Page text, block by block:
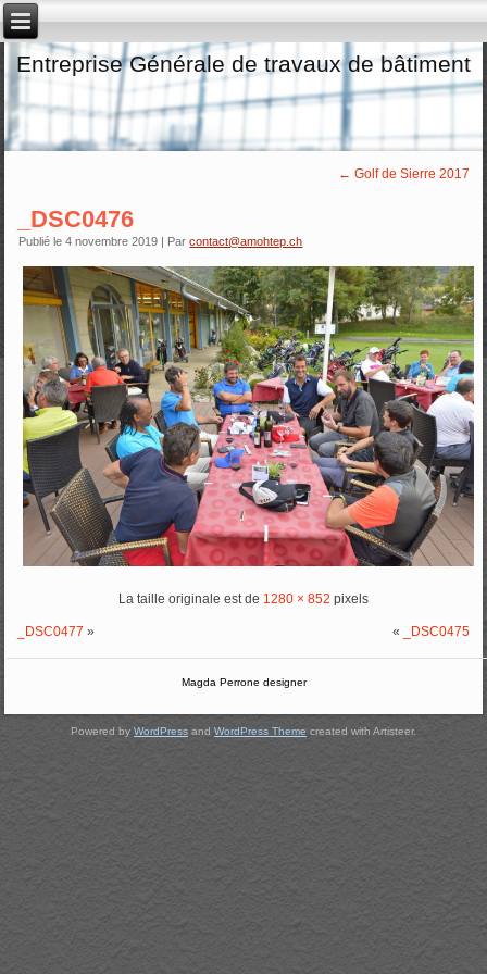
Entreprise Générale de travaux de bâtiment
← Golf de Sierre 2017
_DSC0476
Publié le 4 novembre 2019 | Par contact@amohtep.ch
La taille originale est de 1280 × 852 pixels
_DSC0477 » « _DSC0475
Magda Perrone designer
Powered by WordPress and WordPress Theme created with Artisteer.